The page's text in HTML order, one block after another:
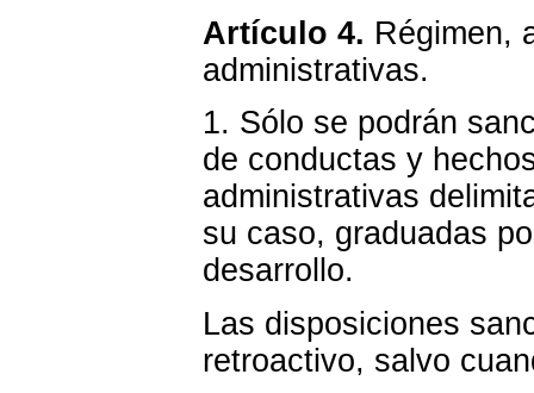
Artículo 4. Régimen,
administrativas.
1. Sólo se podrán
de conductas y
administrativas
su caso, graduadas
desarrollo.
Las disposiciones
retroactivo, salvo